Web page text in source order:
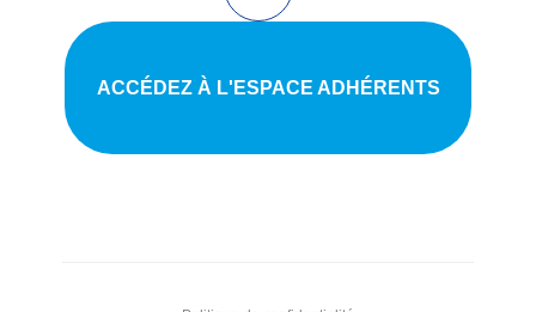
ACCÉDEZ À L'ESPACE ADHÉRENTS